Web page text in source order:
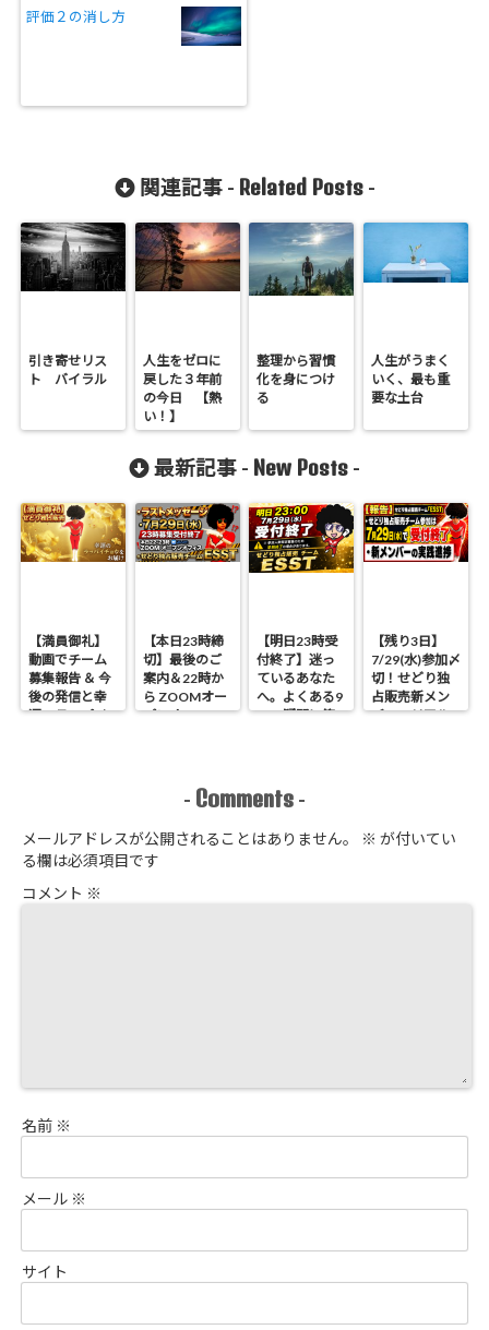
評価２の消し方
関連記事 - Related Posts-
引き寄せリス
ト バイラル
人生をゼロに
戻した３年前
の今日 【熱
い！】
整理から習慣
化を身につけ
る
人生がうまく
いく、最も重
要な土台
最新記事 - New Posts -
【満員御礼】
動画でチーム
募集報告 ＆ 今
後の発信と幸
運のラッパイ
【本日23時締
切】最後のご
案内＆22時か
ら ZOOMオー
プンオフィス
【明日23時受
付終了】迷っ
ているあなた
へ。よくある9
つの疑問に答
【残り3日】
7/29(水)参加〆
切！せどり独
占販売新メン
バーのリアル
- Comments -
メールアドレスが公開されることはありません。 ※ が付いてい
る欄は必須項目です
コメント ※
名前 ※
メール ※
サイト